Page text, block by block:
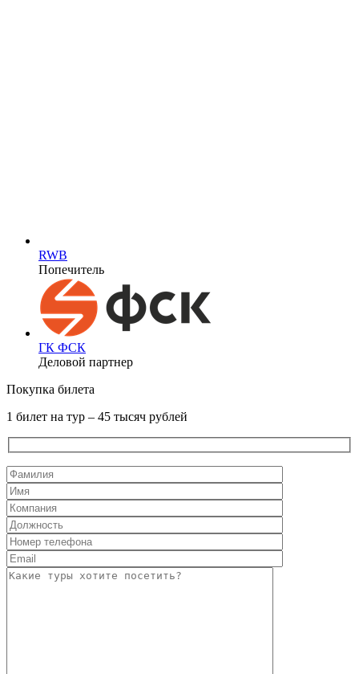
RWB
Попечитель
ГК ФСК
Деловой партнер
Покупка билета
1 билет на тур – 45 тысяч рублей